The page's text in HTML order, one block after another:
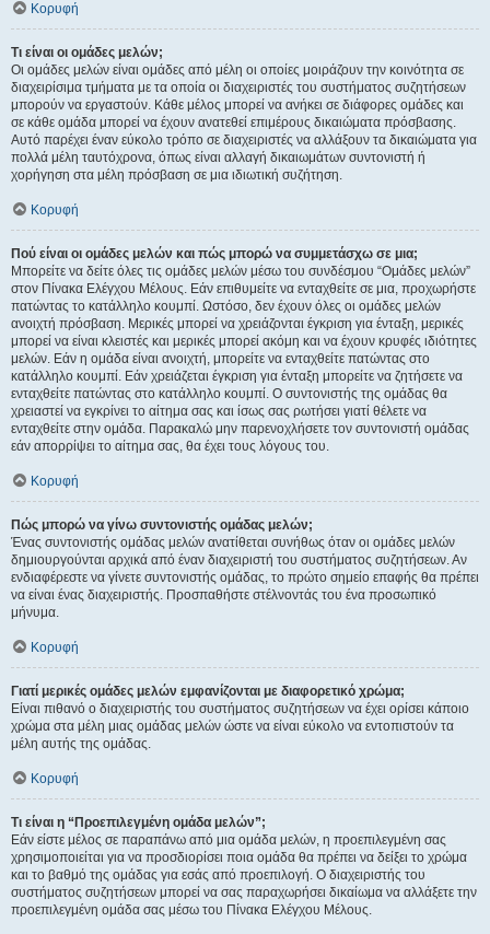
Κορυφή
Τι είναι οι ομάδες μελών;
Οι ομάδες μελών είναι ομάδες από μέλη οι οποίες μοιράζουν την κοινότητα σε
διαχειρίσιμα τμήματα με τα οποία οι διαχειριστές του συστήματος συζητήσεων
μπορούν να εργαστούν. Κάθε μέλος μπορεί να ανήκει σε διάφορες ομάδες και
σε κάθε ομάδα μπορεί να έχουν ανατεθεί επιμέρους δικαιώματα πρόσβασης.
Αυτό παρέχει έναν εύκολο τρόπο σε διαχειριστές να αλλάξουν τα δικαιώματα για
πολλά μέλη ταυτόχρονα, όπως είναι αλλαγή δικαιωμάτων συντονιστή ή
χορήγηση στα μέλη πρόσβαση σε μια ιδιωτική συζήτηση.
Κορυφή
Πού είναι οι ομάδες μελών και πώς μπορώ να συμμετάσχω σε μια;
Μπορείτε να δείτε όλες τις ομάδες μελών μέσω του συνδέσμου “Ομάδες μελών”
στον Πίνακα Ελέγχου Μέλους. Εάν επιθυμείτε να ενταχθείτε σε μια, προχωρήστε
πατώντας το κατάλληλο κουμπί. Ωστόσο, δεν έχουν όλες οι ομάδες μελών
ανοιχτή πρόσβαση. Μερικές μπορεί να χρειάζονται έγκριση για ένταξη, μερικές
μπορεί να είναι κλειστές και μερικές μπορεί ακόμη και να έχουν κρυφές ιδιότητες
μελών. Εάν η ομάδα είναι ανοιχτή, μπορείτε να ενταχθείτε πατώντας στο
κατάλληλο κουμπί. Εάν χρειάζεται έγκριση για ένταξη μπορείτε να ζητήσετε να
ενταχθείτε πατώντας στο κατάλληλο κουμπί. Ο συντονιστής της ομάδας θα
χρειαστεί να εγκρίνει το αίτημα σας και ίσως σας ρωτήσει γιατί θέλετε να
ενταχθείτε στην ομάδα. Παρακαλώ μην παρενοχλήσετε τον συντονιστή ομάδας
εάν απορρίψει το αίτημα σας, θα έχει τους λόγους του.
Κορυφή
Πώς μπορώ να γίνω συντονιστής ομάδας μελών;
Ένας συντονιστής ομάδας μελών ανατίθεται συνήθως όταν οι ομάδες μελών
δημιουργούνται αρχικά από έναν διαχειριστή του συστήματος συζητήσεων. Αν
ενδιαφέρεστε να γίνετε συντονιστής ομάδας, το πρώτο σημείο επαφής θα πρέπει
να είναι ένας διαχειριστής. Προσπαθήστε στέλνοντάς του ένα προσωπικό
μήνυμα.
Κορυφή
Γιατί μερικές ομάδες μελών εμφανίζονται με διαφορετικό χρώμα;
Είναι πιθανό ο διαχειριστής του συστήματος συζητήσεων να έχει ορίσει κάποιο
χρώμα στα μέλη μιας ομάδας μελών ώστε να είναι εύκολο να εντοπιστούν τα
μέλη αυτής της ομάδας.
Κορυφή
Τι είναι η “Προεπιλεγμένη ομάδα μελών”;
Εάν είστε μέλος σε παραπάνω από μια ομάδα μελών, η προεπιλεγμένη σας
χρησιμοποιείται για να προσδιορίσει ποια ομάδα θα πρέπει να δείξει το χρώμα
και το βαθμό της ομάδας για εσάς από προεπιλογή. Ο διαχειριστής του
συστήματος συζητήσεων μπορεί να σας παραχωρήσει δικαίωμα να αλλάξετε την
προεπιλεγμένη ομάδα σας μέσω του Πίνακα Ελέγχου Μέλους.